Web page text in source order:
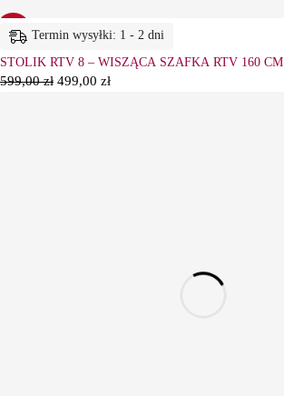
17% Termin wysyłki: 1 - 2 dni
STOLIK RTV 8 – WISZĄCA SZAFKA RTV 160 CM
599,00zł 499,00 zł